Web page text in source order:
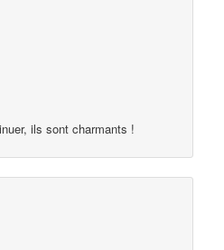
ils sont charmants !